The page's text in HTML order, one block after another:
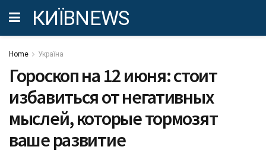
КИЇВNEWS
Home Україна
Гороскоп на 12 июня: стоит
избавиться от негативных
мыслей, которые тормозят
ваше развитие